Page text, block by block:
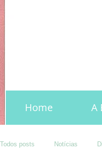
Home A
Home A
Todos posts Notícias